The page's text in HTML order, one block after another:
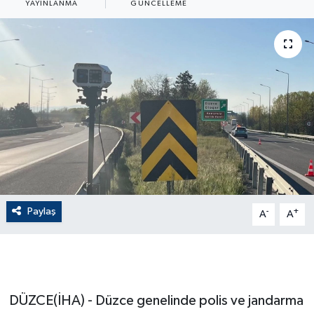
YAYINLANMA GÜNCELLEME
Paylaş A- A+
DÜZCE(İHA) - Düzce genelinde polis ve jandarma
Dış Haberler
Dünya
EĞİTİM
EKONOMİ
English News
Gayrimenkul